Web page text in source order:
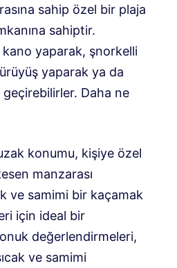
sahip özel bir plaja
sahiptir.
yaparak, şnorkelli
yaparak ya da
Daha ne
konumu, kişiye özel
manzarası
ve samimi bir kaçamak
için ideal bir
değerlendirmeleri,
ve samimi